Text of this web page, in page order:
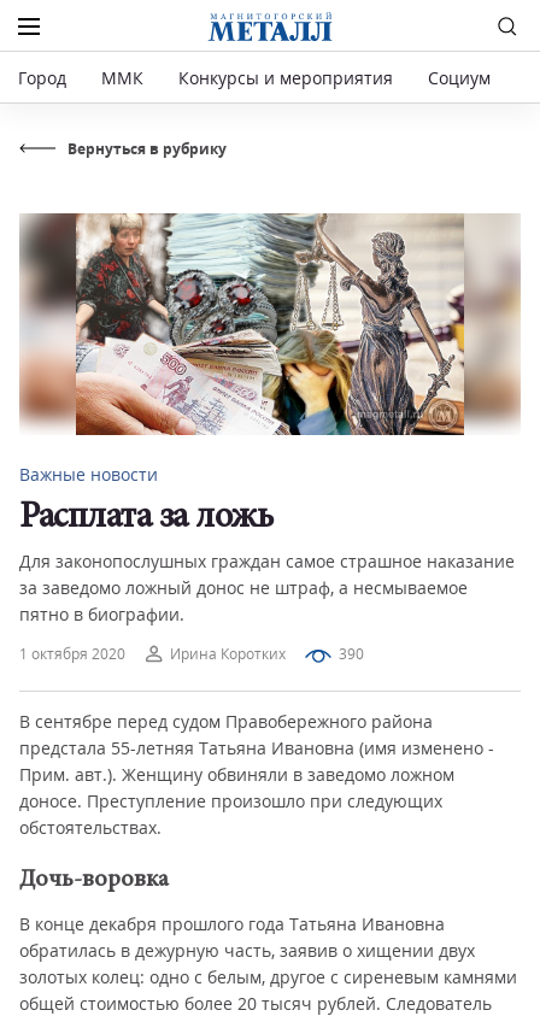
Город ММК Конкурсы и мероприятия Социум
Вернуться в рубрику
1 октября 2020 Ирина Коротких 390
Важные новости
Расплата за ложь
Для законопослушных граждан самое страшное наказание
за заведомо ложный донос не штраф, а несмываемое
пятно в биографии.
В сентябре перед судом Правобережного района
предстала 55-летняя Татьяна Ивановна (имя изменено -
Прим. авт.). Женщину обвиняли в заведомо ложном
доносе. Преступление произошло при следующих
обстоятельствах.
Дочь-воровка
В конце декабря прошлого года Татьяна Ивановна
обратилась в дежурную часть, заявив о хищении двух
золотых колец: одно с белым, другое с сиреневым камнями
общей стоимостью более 20 тысяч рублей. Следователь